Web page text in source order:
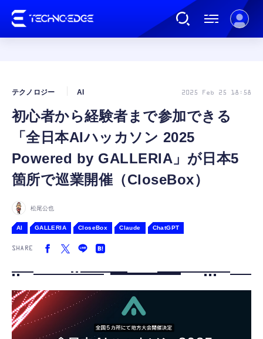
AI
ガジェット
ゲーム
カルチャー
FOLLOW US
初心者から経験者まで参加できる
「全日本AIハッカソン 2025
Powered by GALLERIA」が日本5
箇所で巡業開催（CloseBox）
テクノロジー AI 2025 Feb 25 18:58
松尾公也
AI GALLERIA CloseBox Claude ChatGPT
SHARE